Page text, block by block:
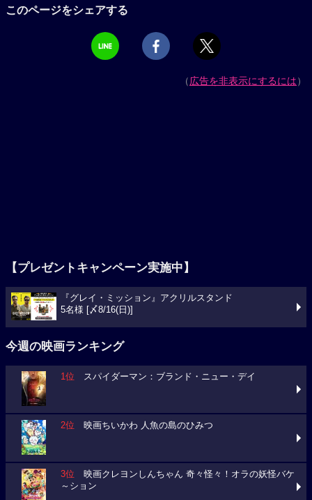
このページをシェアする
（広告を非表示にするには）
【プレゼントキャンペーン実施中】
『グレイ・ミッション』アクリルスタンド
5名様 [〆8/16(日)]
今週の映画ランキング
1位 スパイダーマン：ブランド・ニュー・デイ
2位 映画ちいかわ 人魚の島のひみつ
3位 映画クレヨンしんちゃん 奇々怪々！オラの妖怪バケ
～ション